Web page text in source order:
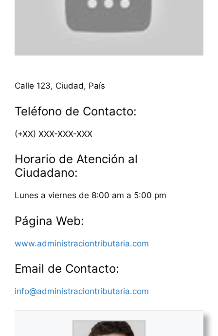
Calle 123, Ciudad, País
Teléfono de Contacto:
(+XX) XXX-XXX-XXX
Horario de Atención al
Ciudadano:
Lunes a viernes de 8:00 am a 5:00 pm
Página Web:
www.administraciontributaria.com
Email de Contacto:
info@administraciontributaria.com